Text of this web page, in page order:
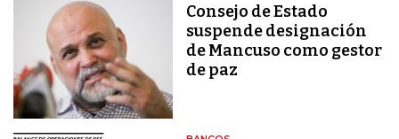
Consejo de Estado
suspende designación
de Mancuso como gestor
de paz